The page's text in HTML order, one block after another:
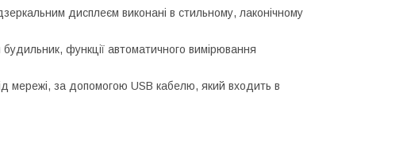
дисплеєм виконані в стильному, лаконічному
функції автоматичного вимірювання
мережі, за допомогою USB кабелю, який входить в